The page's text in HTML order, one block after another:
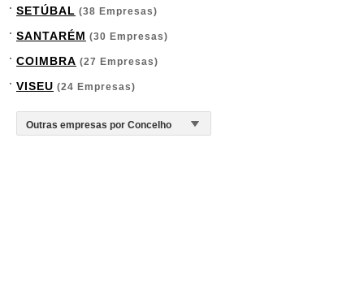
SETÚBAL (38 Empresas)
SANTARÉM (30 Empresas)
COIMBRA (27 Empresas)
VISEU (24 Empresas)